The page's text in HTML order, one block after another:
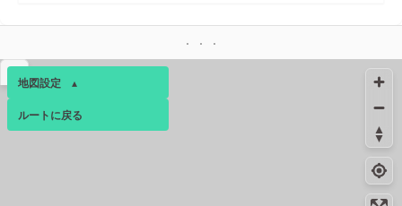
地図設定 ▴
ベース ▴
ルートに戻る